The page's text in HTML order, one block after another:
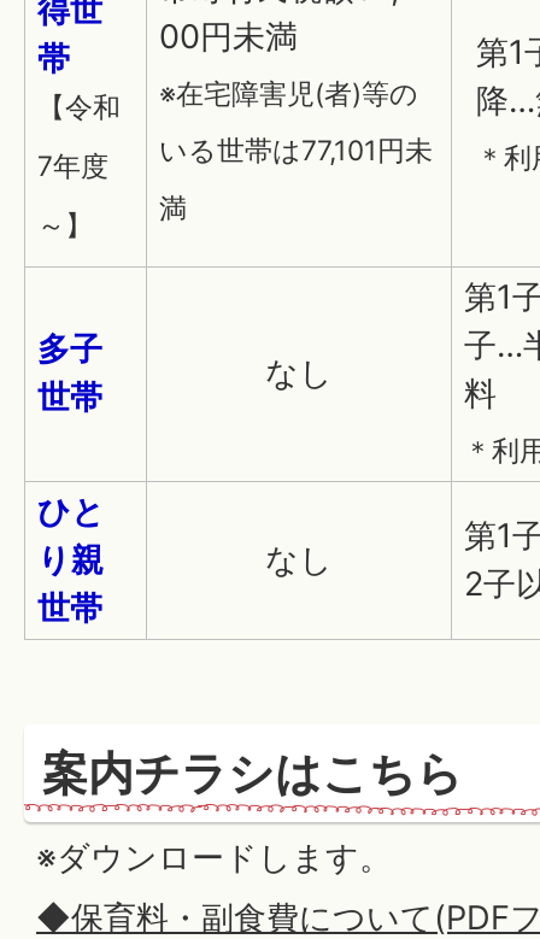
得世
帯
【令和
7年度
～】
00円未満
※在宅障害児(者)等の
いる世帯は77,101円未
満
第1
降…
＊
多子
世帯
なし
第1
子…
料
＊利
ひと
り親
世帯
なし
第1
2子
案内チラシはこちら
※ダウンロードします。
◆保育料・副食費について(PDF